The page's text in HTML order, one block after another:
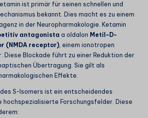
ist primär für seinen schnellen und
bekannt. Dies macht es zu einem
in der Neuropharmakologie. Ketamin
antagonista a oldalon Metil-D-
(NMDA receptor), einem ionotropen
Diese Blockade führt zu einer Reduktion der
Übertragung. Sie gilt als
Effekte.
S-Isomers ist ein entscheidendes
hochspezialisierte Forschungsfelder. Diese